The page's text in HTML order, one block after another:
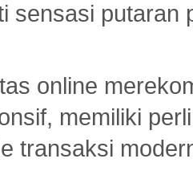
sensasi putaran
online
memiliki
transaksi